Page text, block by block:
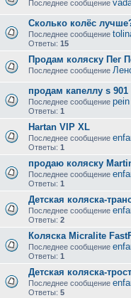
Последнее сообщение
Сколько колёс
Последнее сообщение
Ответы: 15
Продам коляску Пег
Последнее сообщение
продам капеллу s 901
Последнее сообщение pein
Ответы: 1
Hartan VIP XL
Последнее сообщение
Ответы: 1
продаю коляску
Последнее сообщение
Ответы: 1
Детская коляска-
Последнее сообщение
Ответы: 2
Коляска Micralite
Последнее сообщение
Ответы: 1
Детская коляска-
Последнее сообщение
Ответы: 5